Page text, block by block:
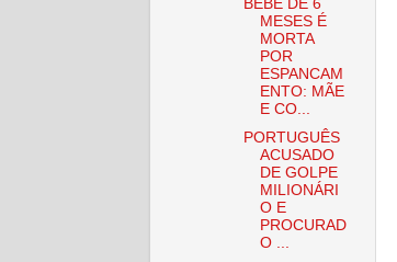
BEBÊ DE 6
MESES É
MORTA
POR
ESPANCAM
ENTO: MÃE
E CO...
PORTUGUÊS
ACUSADO
DE GOLPE
MILIONÁRI
O E
PROCURAD
O ...